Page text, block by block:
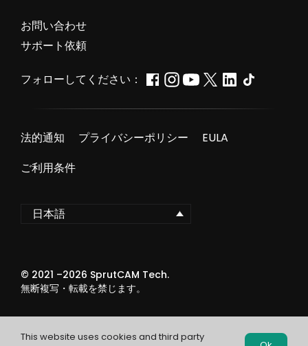
お問い合わせ
サポート依頼
フォローしてください：
法的通知 プライバシーポリシー
EULA
ご利用条件
日本語
© 2021 –2026 SprutCAM Tech.
無断複写・転載を禁じます。
This website uses cookies and third party